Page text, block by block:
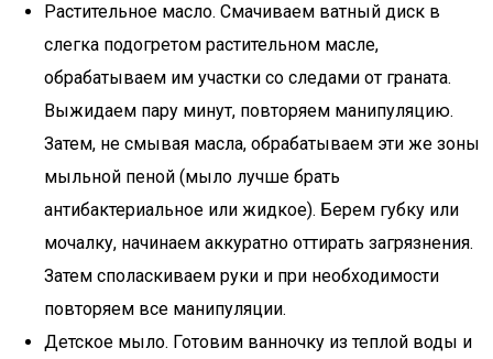
Растительное масло. Смачиваем ватный диск в
слегка подогретом растительном масле,
обрабатываем им участки со следами от граната.
Выжидаем пару минут, повторяем манипуляцию.
Затем, не смывая масла, обрабатываем эти же зоны
мыльной пеной (мыло лучше брать
антибактериальное или жидкое). Берем губку или
мочалку, начинаем аккуратно оттирать загрязнения.
Затем споласкиваем руки и при необходимости
повторяем все манипуляции.
Детское мыло. Готовим ванночку из теплой воды и